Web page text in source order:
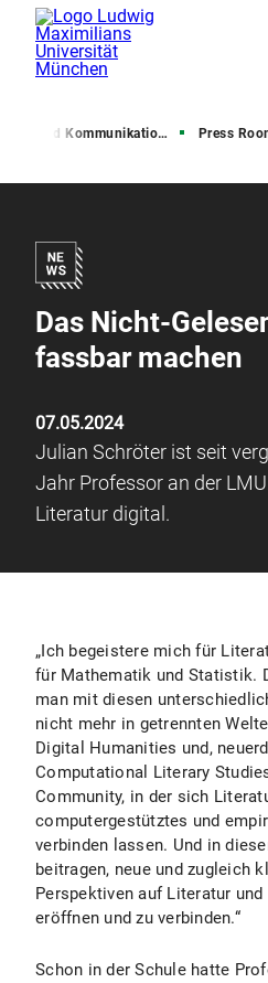
und Kommunikation (PuK) Press
Das Nicht-
fassbar machen
07.05.2024
Julian Schröter ist seit
Jahr Professor an der
Literatur digital.
„Ich begeistere mich für
für Mathematik und Statistik.
man mit diesen
nicht mehr in getrennten
Digital Humanities und,
Computational Literary
Community, in der sich
computergestütztes und
verbinden lassen. Und in
beitragen, neue und zugleich
Perspektiven auf Literatur
eröffnen und zu verbinden.“
Schon in der Schule hatte